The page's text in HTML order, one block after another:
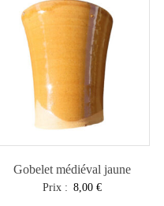
Gobelet médiéval jaune
Prix : 8,00 €